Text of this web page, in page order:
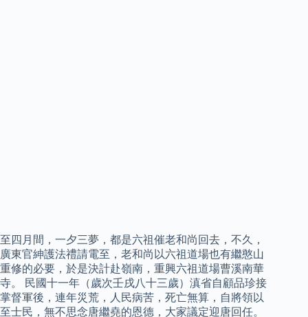
至四月間，一夕三夢，都是六祖催老和尚回去，不久，
廣東官紳護法禮請電至，老和尚以六祖道場也有繼憨山
重修的必要，於是決計赴嶺南，重興六祖道場曹溪南華
寺。 民國十一年（歲次壬戌八十三歲）滇省自顧品珍接
掌督軍後，連年災荒，人民病苦，死亡無算，自將領以
至士民，無不思念唐繼堯的恩德，大家議定迎唐回任。